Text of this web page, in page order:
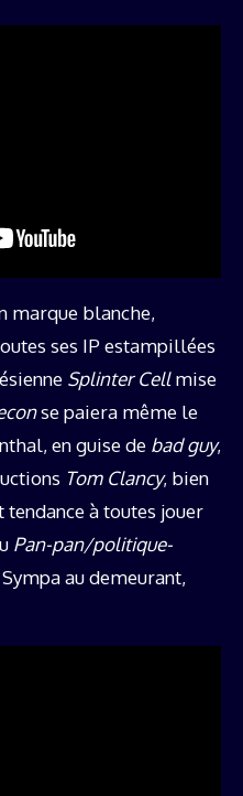
marque blanche,
ses IP estampillées
Splinter Cellmise
se paiera même le
en guise de bad guy,
Tom Clancy, bien
à toutes jouer
Pan-pan/politique-
au demeurant,